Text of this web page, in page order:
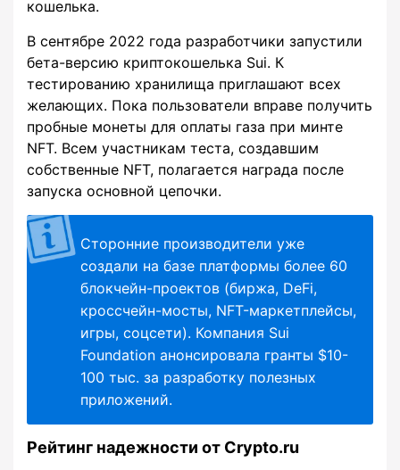
кошелька.
В сентябре 2022 года разработчики запустили
бета-версию криптокошелька Sui. К
тестированию хранилища приглашают всех
желающих. Пока пользователи вправе получить
пробные монеты для оплаты газа при минте
NFT. Всем участникам теста, создавшим
собственные NFT, полагается награда после
запуска основной цепочки.
Сторонние производители уже
создали на базе платформы более 60
блокчейн-проектов (биржа, DeFi,
кроссчейн-мосты, NFT-маркетплейсы,
игры, соцсети). Компания Sui
Foundation анонсировала гранты $10-
100 тыс. за разработку полезных
приложений.
Рейтинг надежности от Crypto.ru